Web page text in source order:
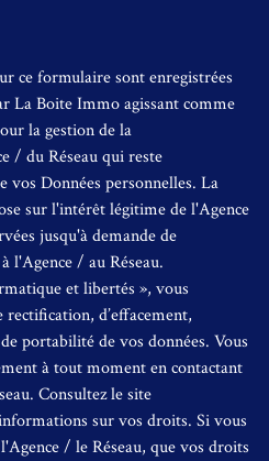
ce formulaire sont enregistrées
La Boite Immo agissant comme
la gestion de la
/ du Réseau qui reste
vos Données personnelles. La
sur l'intérêt légitime de l'Agence
jusqu'à demande de
l'Agence / au Réseau.
et libertés », vous
rectification, d’effacement,
portabilité de vos données. Vous
à tout moment en contactant
Consultez le site
sur vos droits. Si vous
/ le Réseau, que vos droits